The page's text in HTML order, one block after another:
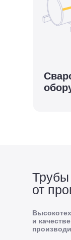
и
от